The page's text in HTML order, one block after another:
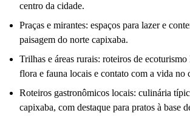
centro da cidade.
Praças e mirantes: espaços para lazer e
paisagem do norte capixaba.
Trilhas e áreas rurais: roteiros de ecoturismo
flora e fauna locais e contato com a vida no
Roteiros gastronômicos locais: culinária
capixaba, com destaque para pratos à base